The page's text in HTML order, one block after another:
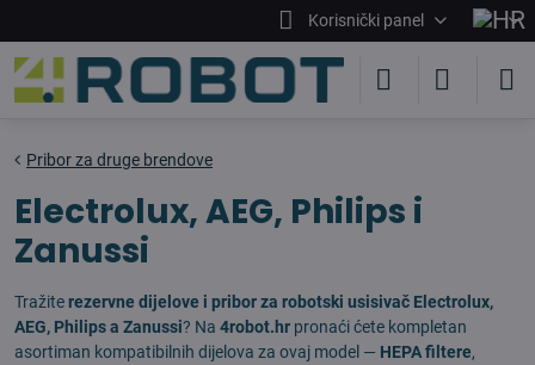
Korisnički panel
Pribor za druge brendove
Electrolux, AEG, Philips i
Zanussi
Tražiterezervne dijelove i pribor za robotski usisivač Electrolux,
AEG, Philips a Zanussi? Na 4robot.hr pronaći ćete kompletan
asortiman kompatibilnih dijelova za ovaj model — HEPA filtere,